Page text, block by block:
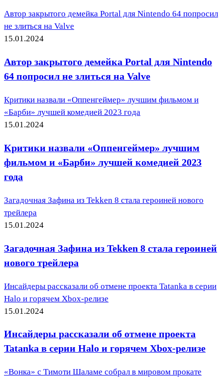
Автор закрытого демейка Portal для Nintendo 64 попросил
не злиться на Valve
15.01.2024
Автор закрытого демейка Portal для Nintendo
64 попросил не злиться на Valve
Критики назвали «Оппенгеймер» лучшим фильмом и
«Барби» лучшей комедией 2023 года
15.01.2024
Критики назвали «Оппенгеймер» лучшим
фильмом и «Барби» лучшей комедией 2023
года
Загадочная Зафина из Tekken 8 стала героиней нового
трейлера
15.01.2024
Загадочная Зафина из Tekken 8 стала героиней
нового трейлера
Инсайдеры рассказали об отмене проекта Tatanka в серии
Halo и горячем Xbox-релизе
15.01.2024
Инсайдеры рассказали об отмене проекта
Tatanka в серии Halo и горячем Xbox-релизе
«Вонка» с Тимоти Шаламе собрал в мировом прокате